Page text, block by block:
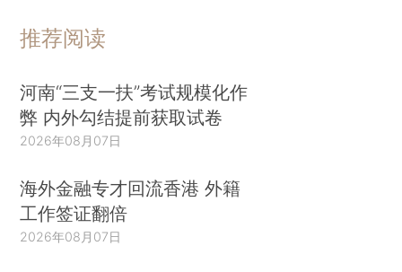
推荐阅读
河南“三支一扶”考试规模化作
弊 内外勾结提前获取试卷
2026年08月07日
海外金融专才回流香港 外籍
工作签证翻倍
2026年08月07日